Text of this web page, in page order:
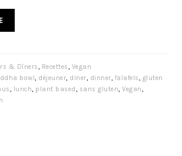
& Dîners, Recettes, Vegan
bowl, déjeuner, diner, dinner, falafels, gluten
, lunch, plant based , sans gluten,Vegan,